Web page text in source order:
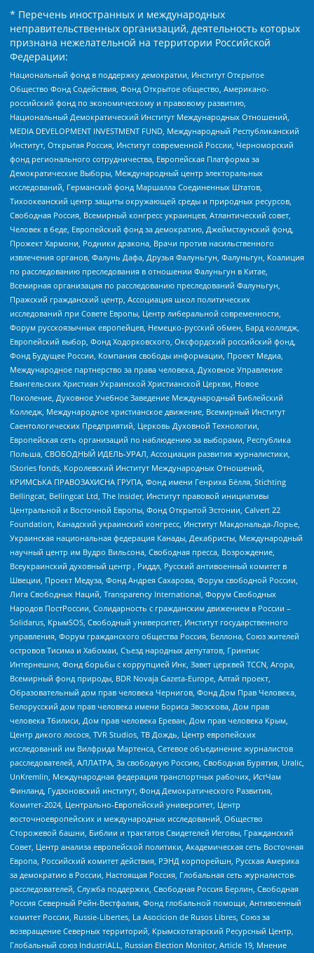
* Перечень иностранных и международных
неправительственных организаций, деятельность которых
признана нежелательной на территории Российской
Федерации:
Национальный фонд в поддержку демократии, Институт Открытое
Общество Фонд Содействия, Фонд Открытое общество, Американо-
российский фонд по экономическому и правовому развитию,
Национальный Демократический Институт Международных Отношений,
MEDIA DEVELOPMENT INVESTMENT FUND, Международный Республиканский
Институт, Открытая Россия, Институт современной России, Черноморский
фонд регионального сотрудничества, Европейская Платформа за
Демократические Выборы, Международный центр электоральных
исследований, Германский фонд Маршалла Соединенных Штатов,
Тихоокеанский центр защиты окружающей среды и природных ресурсов,
Свободная Россия, Всемирный конгресс украинцев, Атлантический совет,
Человек в беде, Европейский фонд за демократию, Джеймстаунский фонд,
Прожект Хармони, Родники дракона, Врачи против насильственного
извлечения органов, Фалунь Дафа, Друзья Фалуньгун, Фалуньгун, Коалиция
по расследованию преследования в отношении Фалуньгун в Китае,
Всемирная организация по расследованию преследований Фалуньгун,
Пражский гражданский центр, Ассоциация школ политических
исследований при Совете Европы, Центр либеральной современности,
Форум русскоязычных европейцев, Немецко-русский обмен, Бард колледж,
Европейский выбор, Фонд Ходорковского, Оксфордский российский фонд,
Фонд Будущее России, Компания свободы информации, Проект Медиа,
Международное партнерство за права человека, Духовное Управление
Евангельских Христиан Украинской Христианской Церкви, Новое
Поколение, Духовное Учебное Заведение Международный Библейский
Колледж, Международное христианское движение, Всемирный Институт
Саентологических Предприятий, Церковь Духовной Технологии,
Европейская сеть организаций по наблюдению за выборами, Республика
Польша, СВОБОДНЫЙ ИДЕЛЬ-УРАЛ, Ассоциация развития журналистики,
IStories fonds, Королевский Институт Международных Отношений,
КРИМСЬКА ПРАВОЗАХИСНА ГРУПА, Фонд имени Генриха Бёлля, Stichting
Bellingcat, Bellingcat Ltd, The Insider, Институт правовой инициативы
Центральной и Восточной Европы, Фонд Открытой Эстонии, Calvert 22
Foundation, Канадский украинский конгресс, Институт Макдональда-Лорье,
Украинская национальная федерация Канады, Декабристы, Международный
научный центр им Вудро Вильсона, Свободная пресса, Возрождение,
Всеукраинский духовный центр , Риддл, Русский антивоенный комитет в
Швеции, Проект Медуза, Фонд Андрея Сахарова, Форум свободной России,
Лига Свободных Наций, Transparеncy International, Форум Свободных
Народов ПостРоссии, Солидарность с гражданским движением в России –
Solidarus, КрымSOS, Свободный университет, Институт государственного
управления, Форум гражданского общества Россия, Беллона, Союз жителей
островов Тисима и Хабомаи, Съезд народных депутатов, Гринпис
Интернешнл, Фонд борьбы с коррупцией Инк, Завет церквей TCCN, Агора,
Всемирный фонд природы, BDR Novaja Gazeta-Europe, Алтай проект,
Образовательный дом прав человека Чернигов, Фонд Дом Прав Человека,
Белорусский дом прав человека имени Бориса Звозскова, Дом прав
человека Тбилиси, Дом прав человека Ереван, Дом прав человека Крым,
Центр дикого лосося, TVR Studios, ТВ Дождь, Центр европейских
исследований им Вилфрида Мартенса, Сетевое объединение журналистов
расследователей, АЛЛАТРА, За свободную Россию, Свободная Бурятия, Uralic,
UnKremlin, Международная федерация транспортных рабочих, ИстЧам
Финланд, Гудзоновский институт, Фонд Демократического Развития,
Комитет-2024, Центрально-Европейский университет, Центр
восточноевропейских и международных исследований, Общество
Сторожевой башни, Библии и трактатов Свидетелей Иеговы, Гражданский
Совет, Центр анализа европейской политики, Академическая сеть Восточная
Европа, Российский комитет действия, РЭНД корпорейшн, Русская Америка
за демократию в России, Настоящая Россия, Глобальная сеть журналистов-
расследователей, Служба поддержки, Свободная Россия Берлин, Свободная
Россия Северный Рейн-Вестфалия, Фонд глобальной помощи, Антивоенный
комитет России, Russie-Libertes, La Asocicion de Rusos Libres, Союз за
возвращение Северных территорий, Крымскотатарский Ресурсный Центр,
Глобальный союз IndustriALL, Russian Election Monitor, Article 19, Мнение